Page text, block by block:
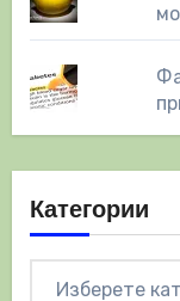
Категории